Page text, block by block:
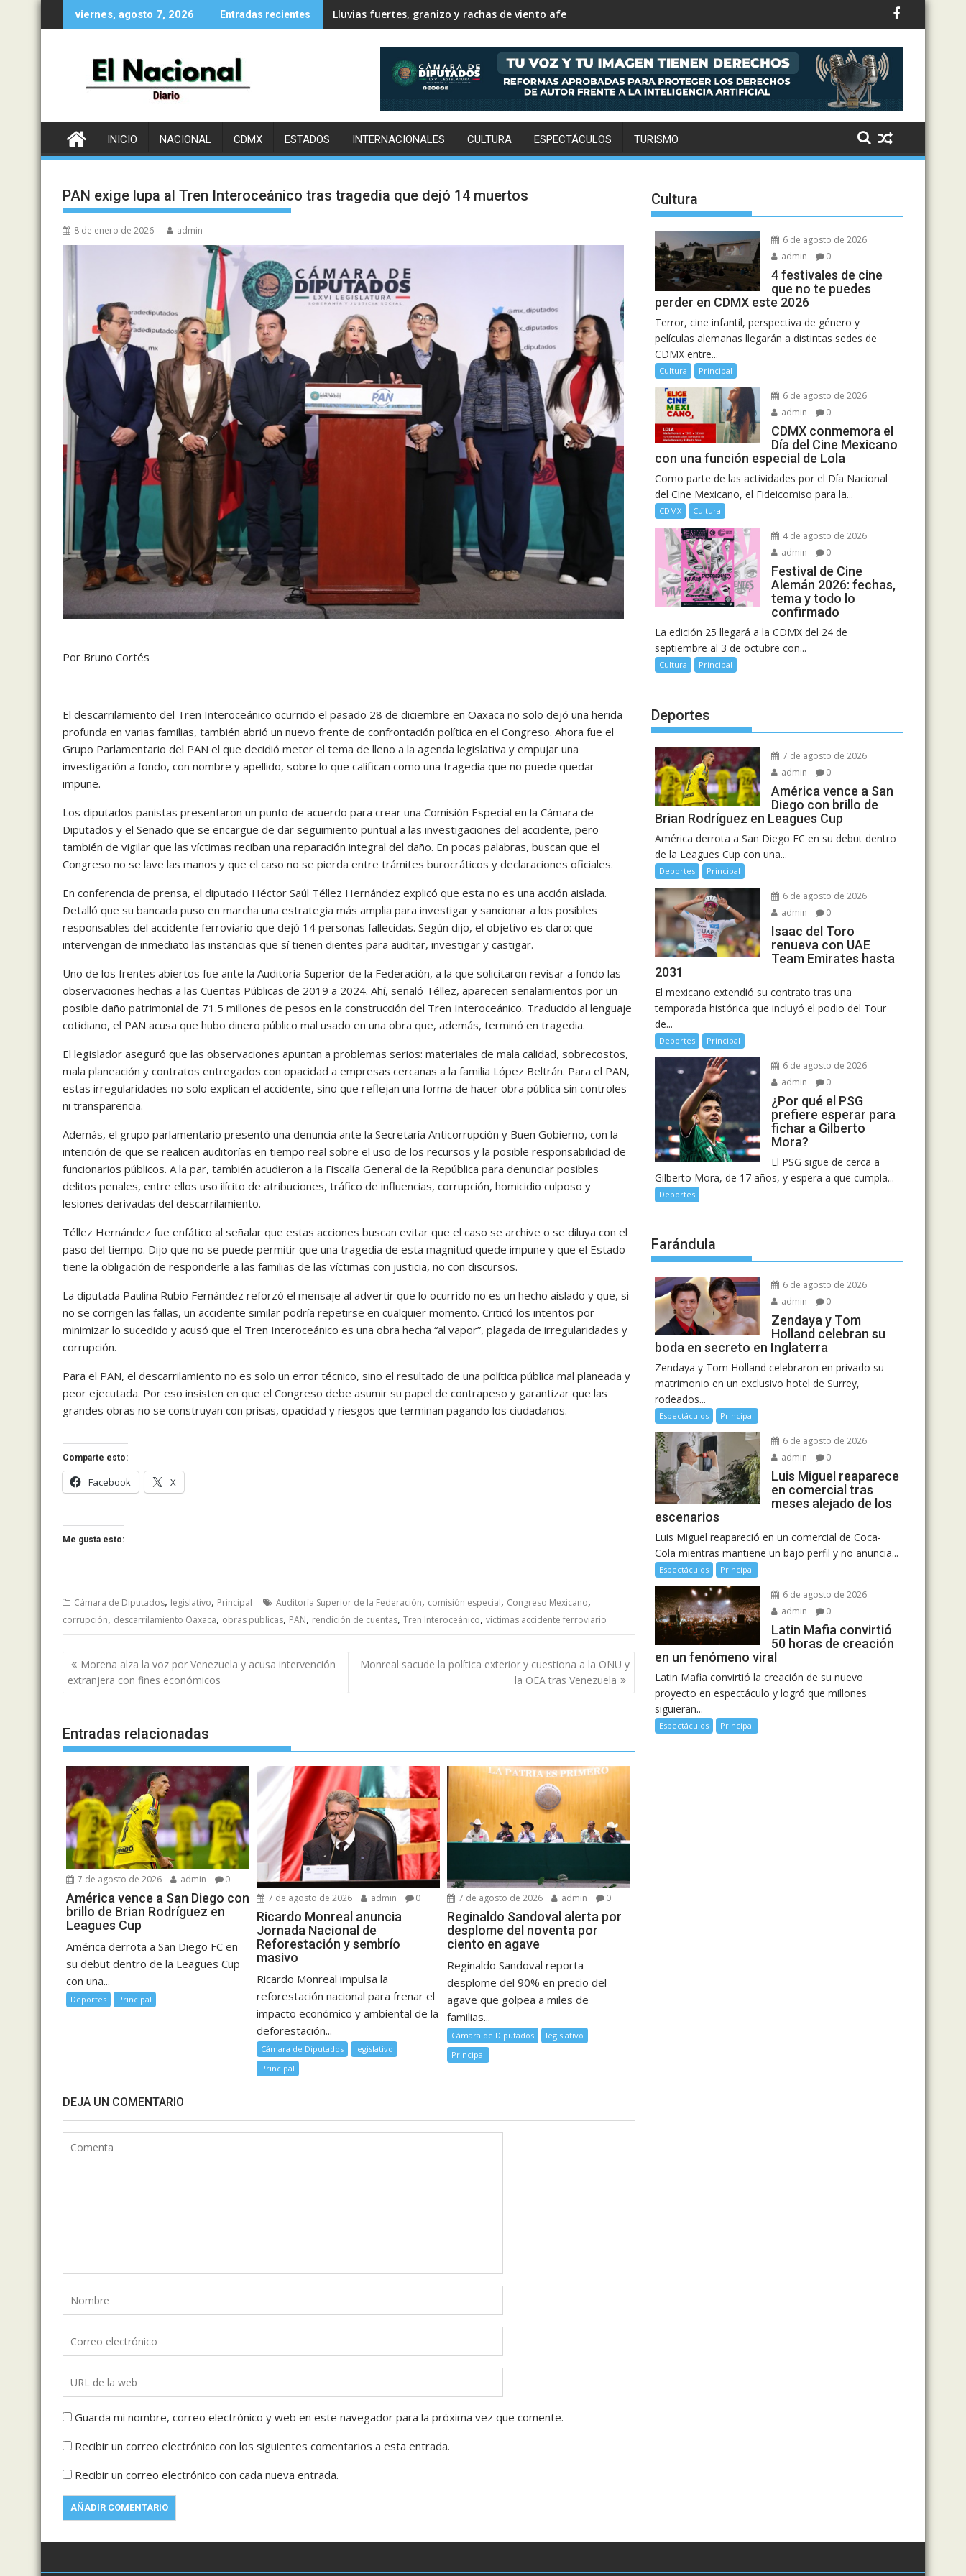
al
viernes, agosto 7, 2026 Entradas recientes Somos México apuesta por crecer en la capital y alcanzar el 10% de los votos en 2027
INICIO NACIONAL CDMX ESTADOS INTERNACIONALES CULTURA ESPECTÁCULOS TURISMO
PAN exige lupa al Tren Interoceánico tras tragedia que dejó 14 muertos
8 de enero de 2026 admin
Por Bruno Cortés
El descarrilamiento del Tren Interoceánico ocurrido el pasado 28 de diciembre en Oaxaca no solo dejó una herida
profunda en varias familias, también abrió un nuevo frente de confrontación política en el Congreso. Ahora fue el
Grupo Parlamentario del PAN el que decidió meter el tema de lleno a la agenda legislativa y empujar una
investigación a fondo, con nombre y apellido, sobre lo que califican como una tragedia que no puede quedar
impune.
Los diputados panistas presentaron un punto de acuerdo para crear una Comisión Especial en la Cámara de
Diputados y el Senado que se encargue de dar seguimiento puntual a las investigaciones del accidente, pero
también de vigilar que las víctimas reciban una reparación integral del daño. En pocas palabras, buscan que el
Congreso no se lave las manos y que el caso no se pierda entre trámites burocráticos y declaraciones oficiales.
En conferencia de prensa, el diputado Héctor Saúl Téllez Hernández explicó que esta no es una acción aislada.
Detalló que su bancada puso en marcha una estrategia más amplia para investigar y sancionar a los posibles
responsables del accidente ferroviario que dejó 14 personas fallecidas. Según dijo, el objetivo es claro: que
intervengan de inmediato las instancias que sí tienen dientes para auditar, investigar y castigar.
Uno de los frentes abiertos fue ante la Auditoría Superior de la Federación, a la que solicitaron revisar a fondo las
observaciones hechas a las Cuentas Públicas de 2019 a 2024. Ahí, señaló Téllez, aparecen señalamientos por un
posible daño patrimonial de 71.5 millones de pesos en la construcción del Tren Interoceánico. Traducido al lenguaje
cotidiano, el PAN acusa que hubo dinero público mal usado en una obra que, además, terminó en tragedia.
El legislador aseguró que las observaciones apuntan a problemas serios: materiales de mala calidad, sobrecostos,
mala planeación y contratos entregados con opacidad a empresas cercanas a la familia López Beltrán. Para el PAN,
estas irregularidades no solo explican el accidente, sino que reflejan una forma de hacer obra pública sin controles
ni transparencia.
Además, el grupo parlamentario presentó una denuncia ante la Secretaría Anticorrupción y Buen Gobierno, con la
intención de que se realicen auditorías en tiempo real sobre el uso de los recursos y la posible responsabilidad de
funcionarios públicos. A la par, también acudieron a la Fiscalía General de la República para denunciar posibles
delitos penales, entre ellos uso ilícito de atribuciones, tráfico de influencias, corrupción, homicidio culposo y
lesiones derivadas del descarrilamiento.
Téllez Hernández fue enfático al señalar que estas acciones buscan evitar que el caso se archive o se diluya con el
paso del tiempo. Dijo que no se puede permitir que una tragedia de esta magnitud quede impune y que el Estado
tiene la obligación de responderle a las familias de las víctimas con justicia, no con discursos.
La diputada Paulina Rubio Fernández reforzó el mensaje al advertir que lo ocurrido no es un hecho aislado y que, si
no se corrigen las fallas, un accidente similar podría repetirse en cualquier momento. Criticó los intentos por
minimizar lo sucedido y acusó que el Tren Interoceánico es una obra hecha “al vapor”, plagada de irregularidades y
corrupción.
Para el PAN, el descarrilamiento no es solo un error técnico, sino el resultado de una política pública mal planeada y
peor ejecutada. Por eso insisten en que el Congreso debe asumir su papel de contrapeso y garantizar que las
grandes obras no se construyan con prisas, opacidad y riesgos que terminan pagando los ciudadanos.
Comparte esto:
Facebook X
Me gusta esto:
Cámara de Diputados, legislativo, Principal Auditoría Superior de la Federación, comisión especial, Congreso Mexicano,
corrupción, descarrilamiento Oaxaca, obras públicas, PAN, rendición de cuentas, Tren Interoceánico, víctimas accidente ferroviario
Navegación
de
entradas
Morena alza la voz por Venezuela y acusa intervención
extranjera con fines económicos
Monreal sacude la política exterior y cuestiona a la ONU y
la OEA tras Venezuela
Entradas relacionadas
7 de agosto de 2026 admin 0
América vence a San Diego con
brillo de Brian Rodríguez en
Leagues Cup
América derrota a San Diego FC en
su debut dentro de la Leagues Cup
con una...
Deportes Principal
7 de agosto de 2026 admin 0
Ricardo Monreal anuncia
Jornada Nacional de
Reforestación y sembrío
masivo
Ricardo Monreal impulsa la
reforestación nacional para frenar el
impacto económico y ambiental de la
deforestación...
Cámara de Diputados
legislativo
Principal
7 de agosto de 2026 admin 0
Reginaldo Sandoval alerta por
desplome del noventa por
ciento en agave
Reginaldo Sandoval reporta
desplome del 90% en precio del
agave que golpea a miles de
familias...
Cámara de Diputados
legislativo
Principal
DEJA UN COMENTARIO
Guarda mi nombre, correo electrónico y web en este navegador para la próxima vez que comente.
Recibir un correo electrónico con los siguientes comentarios a esta entrada.
Recibir un correo electrónico con cada nueva entrada.
Cultura
6 de agosto de 2026
admin
0
4 festivales de cine
que no te puedes
perder en CDMX este 2026
Terror, cine infantil, perspectiva de género y
películas alemanas llegarán a distintas sedes de
CDMX entre...
Cultura Principal
6 de agosto de 2026
admin
0
CDMX conmemora el
Día del Cine Mexicano
con una función especial de Lola
Como parte de las actividades por el Día Nacional
del Cine Mexicano, el Fideicomiso para la...
CDMX Cultura
4 de agosto de 2026
admin
0
Festival de Cine
Alemán 2026: fechas,
tema y todo lo
confirmado
La edición 25 llegará a la CDMX del 24 de
septiembre al 3 de octubre con...
Cultura Principal
Deportes
7 de agosto de 2026
admin
0
América vence a San
Diego con brillo de
Brian Rodríguez en Leagues Cup
América derrota a San Diego FC en su debut dentro
de la Leagues Cup con una...
Deportes Principal
6 de agosto de 2026
admin
0
Isaac del Toro
renueva con UAE
Team Emirates hasta
2031
El mexicano extendió su contrato tras una
temporada histórica que incluyó el podio del Tour
de...
Deportes Principal
6 de agosto de 2026
admin
0
¿Por qué el PSG
prefiere esperar para
fichar a Gilberto
Mora?
El PSG sigue de cerca a
Gilberto Mora, de 17 años, y espera a que cumpla...
Deportes
Farándula
6 de agosto de 2026
admin
0
Zendaya y Tom
Holland celebran su
boda en secreto en Inglaterra
Zendaya y Tom Holland celebraron en privado su
matrimonio en un exclusivo hotel de Surrey,
rodeados...
Espectáculos Principal
6 de agosto de 2026
admin
0
Luis Miguel reaparece
en comercial tras
meses alejado de los
escenarios
Luis Miguel reapareció en un comercial de Coca-
Cola mientras mantiene un bajo perfil y no anuncia...
Espectáculos Principal
6 de agosto de 2026
admin
0
Latin Mafia convirtió
50 horas de creación
en un fenómeno viral
Latin Mafia convirtió la creación de su nuevo
proyecto en espectáculo y logró que millones
siguieran...
Espectáculos Principal